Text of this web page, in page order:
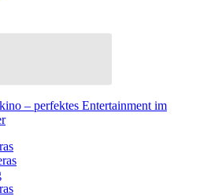
– perfektes Entertainment im